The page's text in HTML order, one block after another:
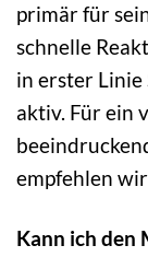
primär für
schnelle
in erster
aktiv. Für ein
empfehlen
Kann ich den